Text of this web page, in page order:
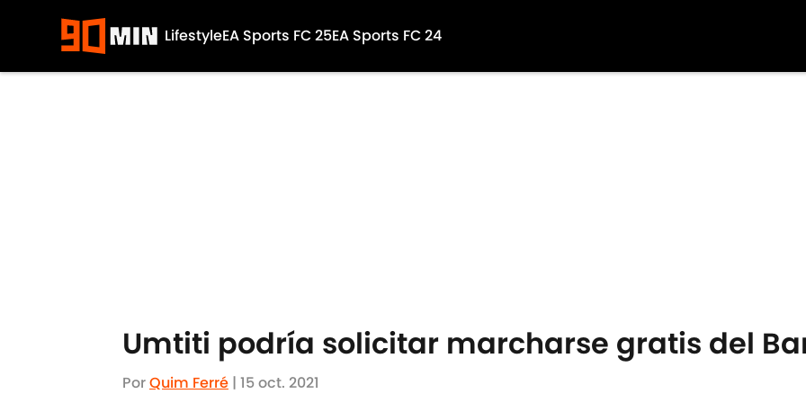
LifestyleEA Sports FC 25EA Sports FC 24
Umtiti podría solicitar marcharse gratis del
PorQuim Ferré | 15 oct. 2021